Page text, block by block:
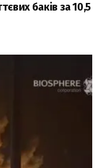
баків за 10,5